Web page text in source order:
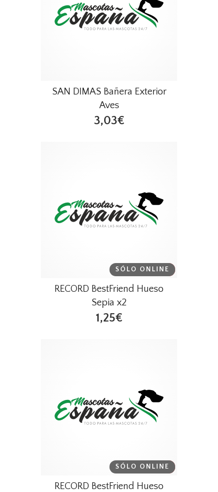
SAN DIMAS Bañera Exterior
Aves
3,03€
DESTACADO
SÓLO ONLINE
RECORD BestFriend Hueso
Sepia x2
1,25€
DESTACADO
SÓLO ONLINE
RECORD BestFriend Hueso